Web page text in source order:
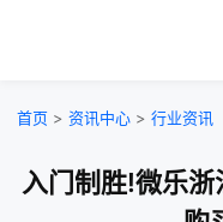
首页 > 资讯中心 > 行业资讯
入门制胜!微乐